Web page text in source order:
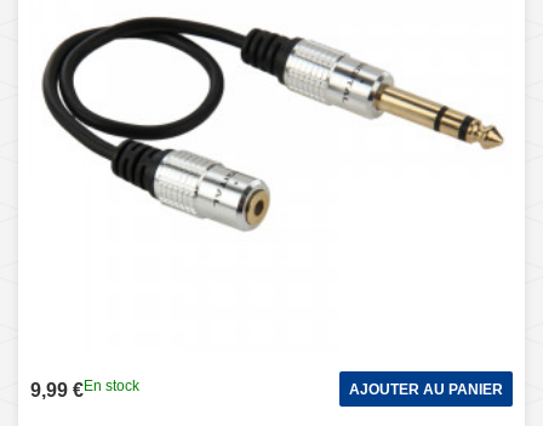
9,99 €En stock AJOUTER AU PANIER